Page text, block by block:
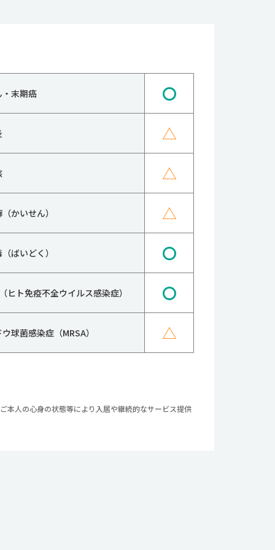
・末期癌 〇
△
△
かいせん） △
ばいどく） 〇
ヒト免疫不全ウイルス感染症） 〇
球菌感染症（MRSA） △
人の心身の状態等により入居や継続的なサービス提供